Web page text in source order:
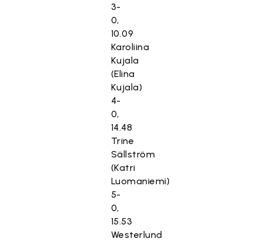
3-
0,
10.09
Karoliina
Kujala
(Elina
Kujala)
4-
0,
14.48
Trine
Sällström
(Katri
Luomaniemi)
5-
0,
15.53
Westerlund